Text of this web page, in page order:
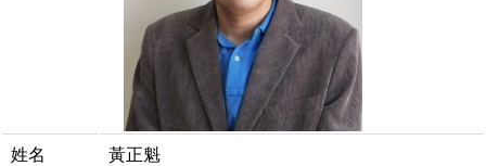
姓名 黃正魁